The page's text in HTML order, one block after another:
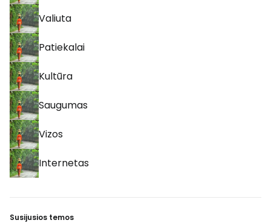
Valiuta
Patiekalai
Kultūra
Saugumas
Vizos
Internetas
Susijusios temos